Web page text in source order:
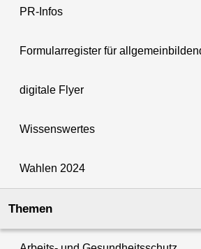
PR-Infos
Formularregister für
digitale Flyer
Wissenswertes
Wahlen 2024
Themen